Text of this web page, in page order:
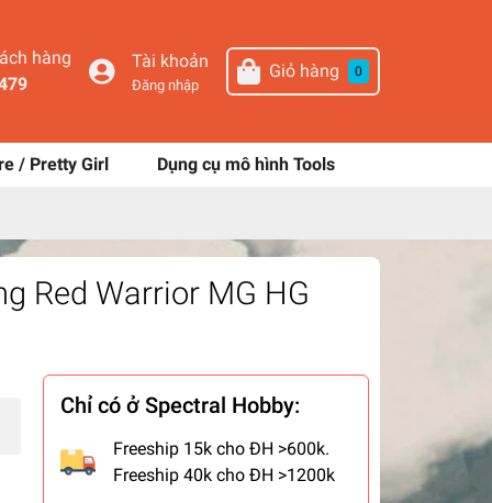
hàng
Tài khoản
Đăng nhập
Giỏ hàng 0
/ Pretty Girl Dụng cụ mô hình Tools
Red Warrior MG HG
Chỉ có ở Spectral Hobby:
Freeship 15k cho ĐH >600k.
Freeship 40k cho ĐH >1200k